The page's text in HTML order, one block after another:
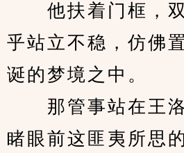
他扶着门框，双
乎站立不稳，仿佛
诞的梦境之中。
那管事站在王洛
睹眼前这匪夷所思